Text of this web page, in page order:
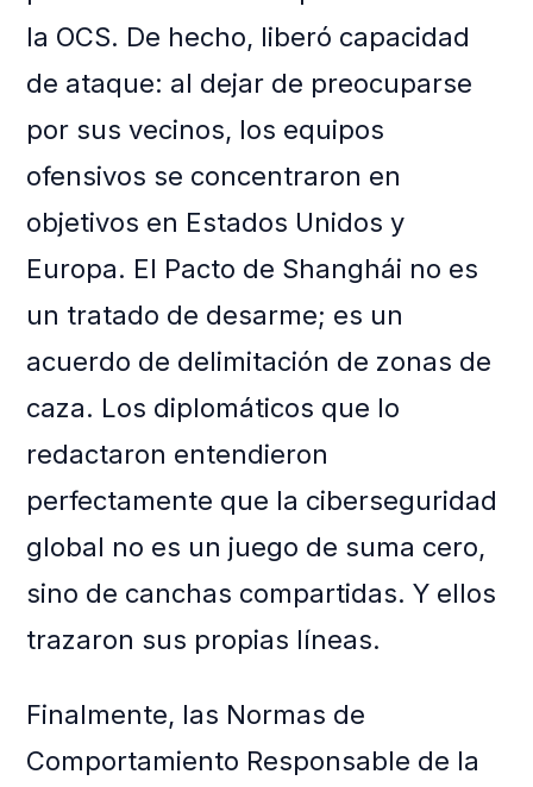
la OCS. De hecho, liberó capacidad
de ataque: al dejar de preocuparse
por sus vecinos, los equipos
ofensivos se concentraron en
objetivos en Estados Unidos y
Europa. El Pacto de Shanghái no es
un tratado de desarme; es un
acuerdo de delimitación de zonas de
caza. Los diplomáticos que lo
redactaron entendieron
perfectamente que la ciberseguridad
global no es un juego de suma cero,
sino de canchas compartidas. Y ellos
trazaron sus propias líneas.
Finalmente, las Normas de
Comportamiento Responsable de la